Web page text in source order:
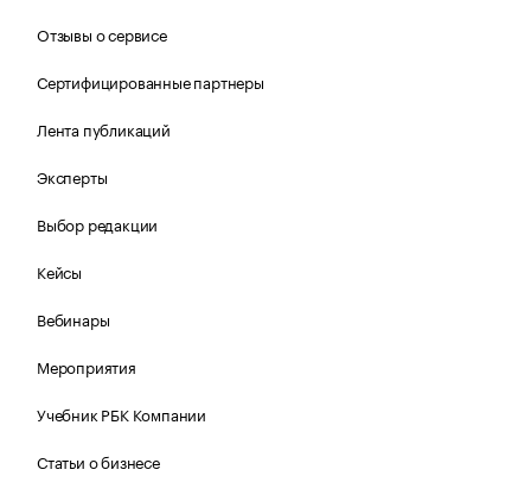
Отзывы о сервисе
Сертифицированные партнеры
Лента публикаций
Эксперты
Выбор редакции
Кейсы
Вебинары
Мероприятия
Учебник РБК Компании
Статьи о бизнесе